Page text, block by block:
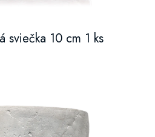
sviečka 10 cm 1 ks